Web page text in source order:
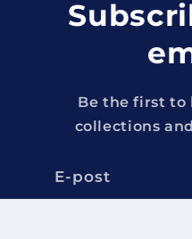
Be the first to
collections
E-post